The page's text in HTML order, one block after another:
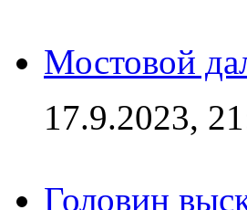
Мостовой
17.9.2023,
Головин